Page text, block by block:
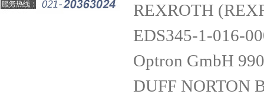
REXROTH
EDS345-1-016-
Optron GmbH
DUFF NORTON